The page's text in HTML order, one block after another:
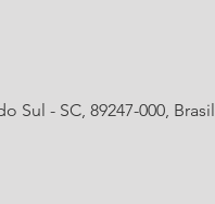
Sul - SC, 89247-000, Brasil